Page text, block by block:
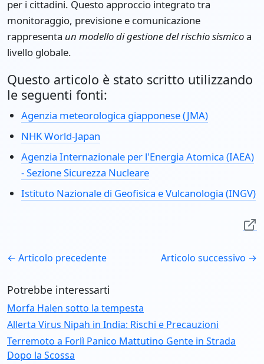
per i cittadini. Questo approccio integrato tra
monitoraggio, previsione e comunicazione
rappresenta un modello di gestione del rischio sismicoa
livello globale.
Questo articolo è stato scritto utilizzando
le seguenti fonti:
Agenzia meteorologica giapponese (JMA)
NHK World-Japan
Agenzia Internazionale per l'Energia Atomica (IAEA)
- Sezione Sicurezza Nucleare
Istituto Nazionale di Geofisica e Vulcanologia (INGV)
← Articolo precedente Articolo successivo →
Potrebbe interessarti
Morfa Halen sotto la tempesta
Allerta Virus Nipah in India: Rischi e Precauzioni
Terremoto a Forlì Panico Mattutino Gente in Strada
Dopo la Scossa